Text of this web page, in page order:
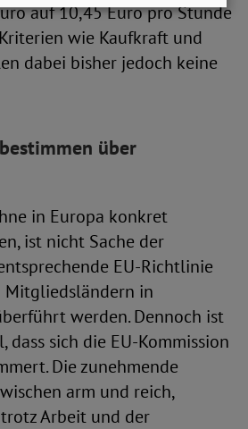
auf 10,45 Euro pro Stunde
wie Kaufkraft und
dabei bisher jedoch keine
über
in Europa konkret
ist nicht Sache der
EU-Richtlinie
Mitgliedsländern in
werden. Dennoch ist
dass sich die EU-Kommission
Die zunehmende
arm und reich,
Arbeit und der